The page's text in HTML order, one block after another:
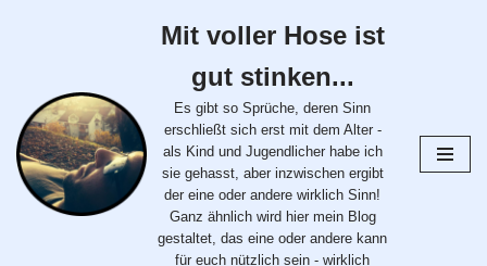
springen
Mit voller Hose ist
gut stinken...
Es gibt so Sprüche, deren Sinn
erschließt sich erst mit dem Alter -
als Kind und Jugendlicher habe ich
sie gehasst, aber inzwischen ergibt
der eine oder andere wirklich Sinn!
Ganz ähnlich wird hier mein Blog
gestaltet, das eine oder andere kann
für euch nützlich sein - wirklich